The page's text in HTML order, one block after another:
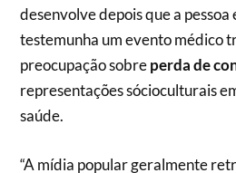
desenvolve depois que a
testemunha um evento médico
preocupação sobreperda de
representações sócioculturais
saúde.
“A mídia popular geralmente